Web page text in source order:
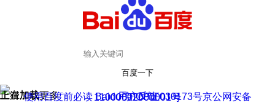
百度一下
正在加载
上滑加载更多 用户反馈
使用百度前必读 Baidu 京ICP证030173号
京公网安备11000002000001号